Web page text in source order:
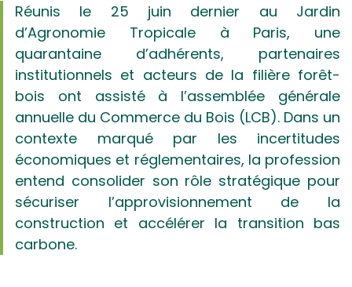
Réunis le 25 juin dernier au Jardin
d’Agronomie Tropicale à Paris, une
quarantaine d’adhérents, partenaires
institutionnels et acteurs de la filière forêt-
bois ont assisté à l’assemblée générale
annuelle du Commerce du Bois (LCB). Dans un
contexte marqué par les incertitudes
économiques et réglementaires, la profession
entend consolider son rôle stratégique pour
sécuriser l’approvisionnement de la
construction et accélérer la transition bas
carbone.